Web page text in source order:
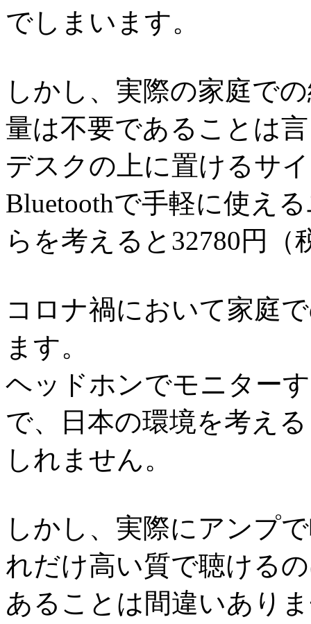
でしまいます。
しかし、実際の家庭で
量は不要であることは
デスクの上に置けるサ
Bluetoothで手軽に使え
らを考えると32780円
コロナ禍において家庭
ます。
ヘッドホンでモニター
で、日本の環境を考え
しれません。
しかし、実際にアンプ
れだけ高い質で聴ける
あることは間違いあり